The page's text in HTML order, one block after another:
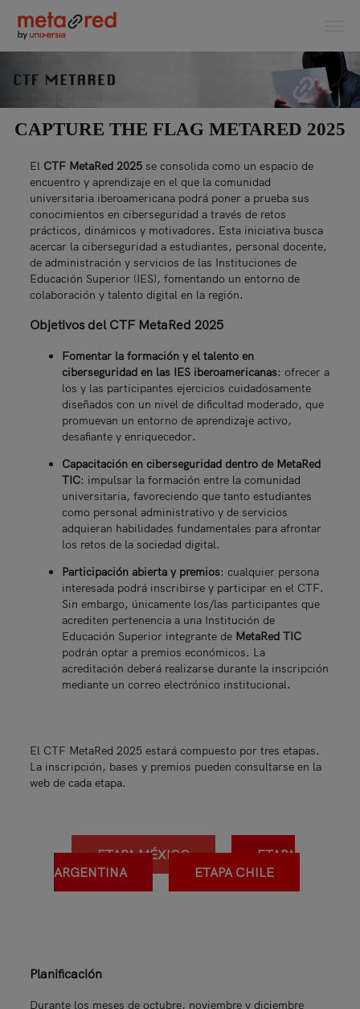
CAPTURE THE FLAG METARED 2025
El CTF MetaRed 2025 se consolida como un espacio de
encuentro y aprendizaje en el que la comunidad
universitaria iberoamericana podrá poner a prueba sus
conocimientos en ciberseguridad a través de retos
prácticos, dinámicos y motivadores. Esta iniciativa busca
acercar la ciberseguridad a estudiantes, personal docente,
de administración y servicios de las Instituciones de
Educación Superior (IES), fomentando un entorno de
colaboración y talento digital en la región.
Objetivos del CTF MetaRed 2025
Fomentar la formación y el talento en
ciberseguridad en las IES iberoamericanas: ofrecer a
los y las participantes ejercicios cuidadosamente
diseñados con un nivel de dificultad moderado, que
promuevan un entorno de aprendizaje activo,
desafiante y enriquecedor.
Capacitación en ciberseguridad dentro de MetaRed
TIC: impulsar la formación entre la comunidad
universitaria, favoreciendo que tanto estudiantes
como personal administrativo y de servicios
adquieran habilidades fundamentales para afrontar
los retos de la sociedad digital.
Participación abierta y premios: cualquier persona
interesada podrá inscribirse y participar en el CTF.
Sin embargo, únicamente los/las participantes que
acrediten pertenencia a una Institución de
Educación Superior integrante de MetaRed TIC
podrán optar a premios económicos. La
acreditación deberá realizarse durante la inscripción
mediante un correo electrónico institucional.
El CTF MetaRed 2025 estará compuesto por tres etapas.
La inscripción, bases y premios pueden consultarse en la
web de cada etapa.
ETAPA MÉXICO
ETAPA
ARGENTINA
ETAPA CHILE
Planificación
Durante los meses de octubre, noviembre y diciembre